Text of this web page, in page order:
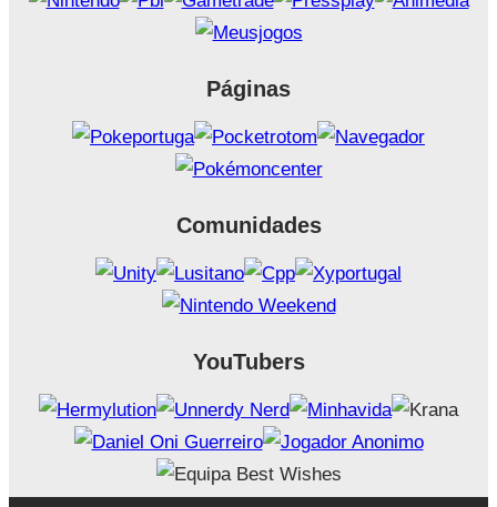
Páginas
Comunidades
YouTubers